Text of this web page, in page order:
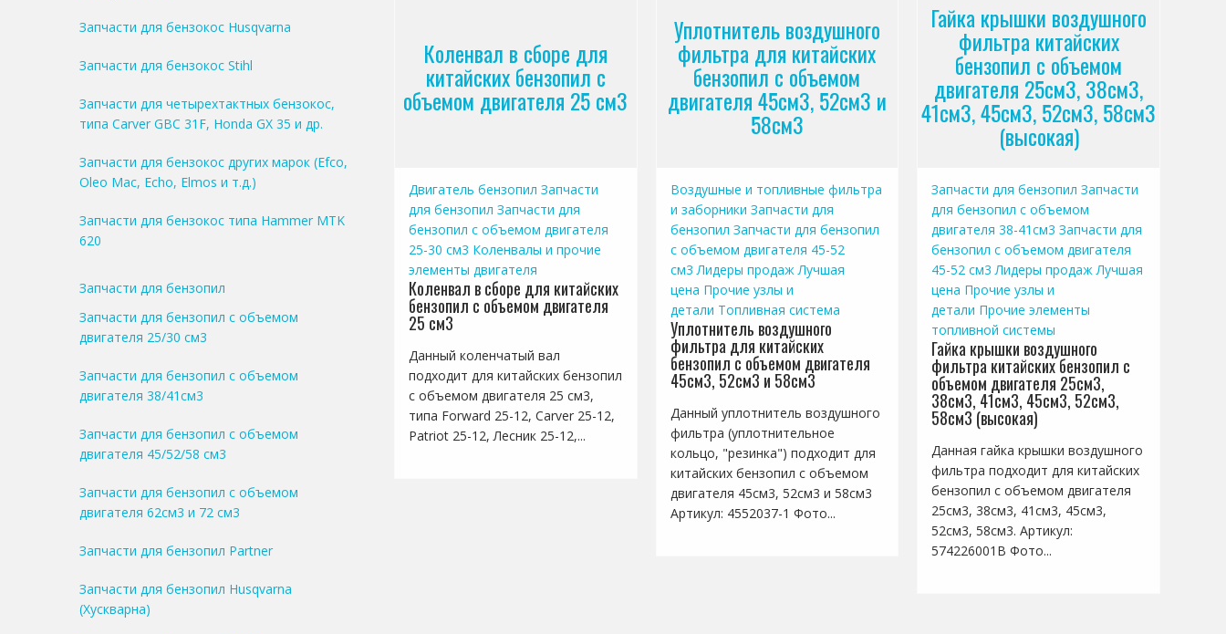
Коленвал в сборе для
китайских бензопил с
объемом двигателя 25 см3
Двигатель бензопил Запчасти
для бензопил Запчасти для
бензопил с объемом двигателя
25-30 см3 Коленвалы и прочие
элементы двигателя
Коленвал в сборе для китайских
бензопил с объемом двигателя
25 см3
Данный коленчатый вал
подходит для китайских бензопил
с объемом двигателя 25 см3,
типа Forward 25-12, Carver 25-12,
Patriot 25-12, Лесник 25-12,...
Уплотнитель воздушного
фильтра для китайских
бензопил с объемом
двигателя 45см3, 52см3 и
58см3
Воздушные и топливные фильтра
и заборники Запчасти для
бензопил Запчасти для бензопил
с объемом двигателя 45-52
см3 Лидеры продаж Лучшая
цена Прочие узлы и
детали Топливная система
Уплотнитель воздушного
фильтра для китайских
бензопил с объемом двигателя
45см3, 52см3 и 58см3
Данный уплотнитель воздушного
фильтра (уплотнительное
кольцо, "резинка") подходит для
китайских бензопил с объемом
двигателя 45см3, 52см3 и 58см3
Артикул: 4552037-1 Фото...
Гайка крышки воздушного
фильтра китайских
бензопил с объемом
двигателя 25см3, 38см3,
41см3, 45см3, 52см3, 58см3
(высокая)
Запчасти для бензопил Запчасти
для бензопил с объемом
двигателя 38-41см3 Запчасти для
бензопил с объемом двигателя
45-52 см3 Лидеры продаж Лучшая
цена Прочие узлы и
детали Прочие элементы
топливной системы
Гайка крышки воздушного
фильтра китайских бензопил с
объемом двигателя 25см3,
38см3, 41см3, 45см3, 52см3,
58см3 (высокая)
Данная гайка крышки воздушного
фильтра подходит для китайских
бензопил с объемом двигателя
25см3, 38см3, 41см3, 45см3,
52см3, 58см3. Артикул:
574226001B Фото...
Запчасти для бензокос Husqvarna
Запчасти для бензокос Stihl
Запчасти для четырехтактных бензокос,
типа Carver GBC 31F, Honda GX 35 и др.
Запчасти для бензокос других марок (Efco,
Oleo Mac, Echo, Elmos и т.д.)
Запчасти для бензокос типа Hammer MTK
620
Запчасти для бензопил
Запчасти для бензопил с объемом
двигателя 25/30 см3
Запчасти для бензопил с объемом
двигателя 38/41см3
Запчасти для бензопил с объемом
двигателя 45/52/58 см3
Запчасти для бензопил с объемом
двигателя 62см3 и 72 см3
Запчасти для бензопил Partner
Запчасти для бензопил Husqvarna
(Хускварна)